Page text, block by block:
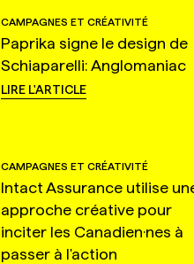
CAMPAGNES ET CRÉATIVITÉ
Paprika signe le design de
Schiaparelli: Anglomaniac
LIRE L'ARTICLE
CAMPAGNES ET CRÉATIVITÉ
Intact Assurance utilise
approche créative pour
inciter les Canadien·nes à
passer à l'action